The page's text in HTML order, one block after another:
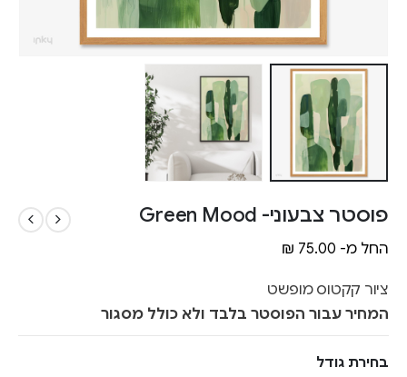
פוסטר צבעוני- Green Mood
החל מ- ₪ 75.00
ציור קקטוס מופשט
המחיר עבור הפוסטר בלבד ולא כולל מסגור
בחירת גודל